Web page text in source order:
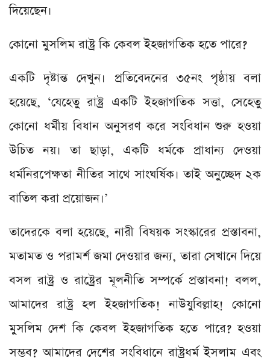
দিয়েছেন।
কোনো মুসলিম রাষ্ট্র কি কেবল ইহজাগতিক হতে পারে?
একটি দৃষ্টান্ত দেখুন। প্রতিবেদনের ৩৫নং পৃষ্ঠায় বলা
হয়েছে, ‘যেহেতু রাষ্ট্র একটি ইহজাগতিক সত্তা, সেহেতু
কোনো ধর্মীয় বিধান অনুসরণ করে সংবিধান শুরু হওয়া
উচিত নয়। তা ছাড়া, একটি ধর্মকে প্রাধান্য দেওয়া
ধর্মনিরপেক্ষতা নীতির সাথে সাংঘর্ষিক। তাই অনুচ্ছেদ ২ক
বাতিল করা প্রয়োজন।’
তাদেরকে বলা হয়েছে, নারী বিষয়ক সংস্কারের প্রস্তাবনা,
মতামত ও পরামর্শ জমা দেওয়ার জন্য, তারা সেখানে দিয়ে
বসল রাষ্ট্র ও রাষ্ট্রের মূলনীতি সম্পর্কে প্রস্তাবনা! বলল,
আমাদের রাষ্ট্র হল ইহজাগতিক! নাউযুবিল্লাহ! কোনো
মুসলিম দেশ কি কেবল ইহজাগতিক হতে পারে? হওয়া
সম্ভব? আমাদের দেশের সংবিধানে রাষ্ট্রধর্ম ইসলাম এবং